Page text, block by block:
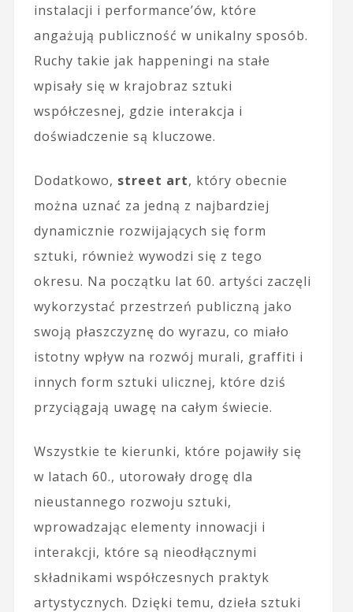
instalacji i performance’ów, które
angażują publiczność w unikalny sposób.
Ruchy takie jak happeningi na stałe
wpisały się w krajobraz sztuki
współczesnej, gdzie interakcja i
doświadczenie są kluczowe.
Dodatkowo, street art, który obecnie
można uznać za jedną z najbardziej
dynamicznie rozwijających się form
sztuki, również wywodzi się z tego
okresu. Na początku lat 60. artyści zaczęli
wykorzystać przestrzeń publiczną jako
swoją płaszczyznę do wyrazu, co miało
istotny wpływ na rozwój murali, graffiti i
innych form sztuki ulicznej, które dziś
przyciągają uwagę na całym świecie.
Wszystkie te kierunki, które pojawiły się
w latach 60., utorowały drogę dla
nieustannego rozwoju sztuki,
wprowadzając elementy innowacji i
interakcji, które są nieodłącznymi
składnikami współczesnych praktyk
artystycznych. Dzięki temu, dzieła sztuki